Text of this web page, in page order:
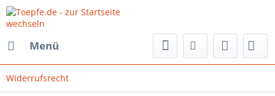
Menü
Widerrufsrecht